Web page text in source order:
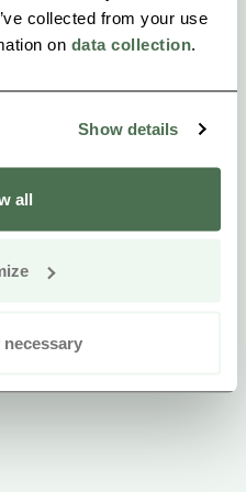
collected from your use
on data collection
Show details
all
kostenlos zur